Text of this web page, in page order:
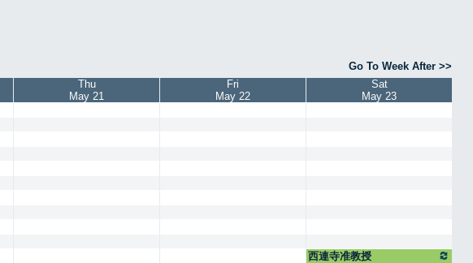
Go To Week After >>
Thu
May 21
Fri
May 22
Sat
May 23
西連寺准教授